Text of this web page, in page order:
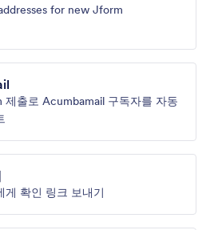
for new Jform
제출로 Acumbamail 구독자를 자동
게 확인 링크 보내기